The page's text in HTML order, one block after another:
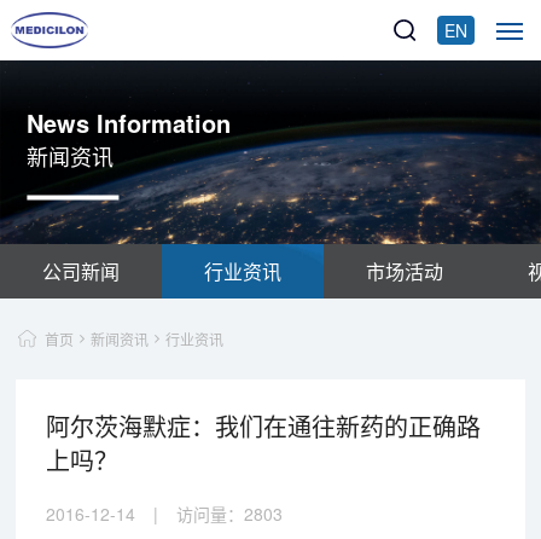
EN
News Information
新闻资讯
公司新闻 行业资讯 市场活动
首页 新闻资讯 行业资讯
阿尔茨海默症：我们在通往新药的正确路
上吗？
2016-12-14 | 访问量： 2803